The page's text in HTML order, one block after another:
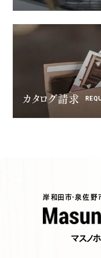
カタログ請求
岸和田市・泉佐
マスノ